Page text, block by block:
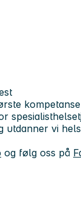
utdanner vi
og følg oss på